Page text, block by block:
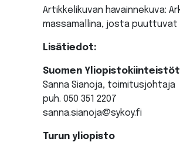
Artikkelikuvan havainnekuva:
massamallina, josta
Lisätiedot:
Suomen Yliopistokiinteistöt
Sanna Sianoja, toimitusjohtaja
puh. 050 351 2207
sanna.sianoja@sykoy.fi
Turun yliopisto